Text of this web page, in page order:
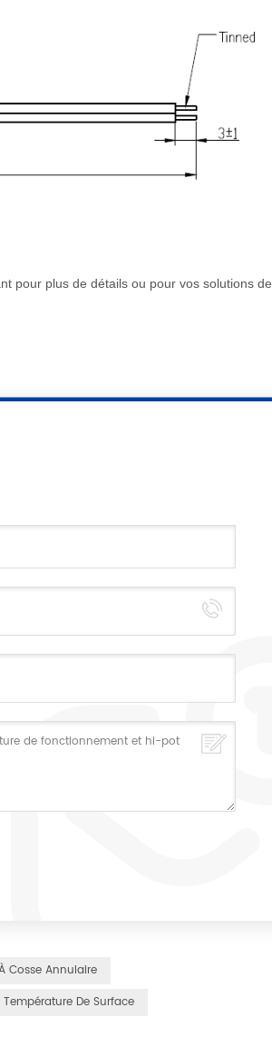
pour plus de détails ou pour vos solutions de
Cosse Annulaire
De Surface